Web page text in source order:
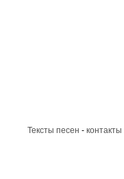
Тексты песен - контакты